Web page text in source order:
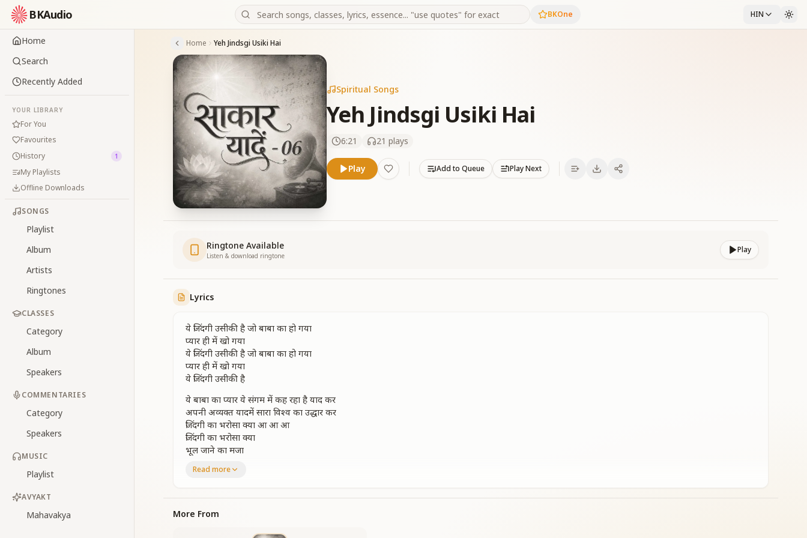
BKAudio BKOne HIN
Home
Search
Recently Added
YOUR LIBRARY
For You
Favourites
History
1
My Playlists
Offline Downloads
SONGS
Playlist
Album
Artists
Ringtones
CLASSES
Category
Album
Speakers
COMMENTARIES
Category
Speakers
MUSIC
Playlist
AVYAKT
Mahavakya
Home Yeh Jindsgi Usiki Hai
Spiritual Songs
Yeh Jindsgi Usiki Hai
6:21 21 plays
Play Add to Queue Play Next
Ringtone Available
Listen & download ringtone
Play
Lyrics
ये जिंदगी उसीकी है जो बाबा का हो गया
प्यार ही में खो गया
ये जिंदगी उसीकी है जो बाबा का हो गया
प्यार ही में खो गया
ये जिंदगी उसीकी है
ये बाबा का प्यार ये संगम में कह रहा है याद कर
अपनी अव्यक्त यादमें सारा विश्व का उद्धार कर
जिंदगी का भरोसा क्या आ आ आ
जिंदगी का भरोसा क्या
भूल जाने का मजा
प्यार ही में खो गया
जीवन रहा अंतिम तेरा अंतिम घड़ी कली सी गिन
Read more
More From